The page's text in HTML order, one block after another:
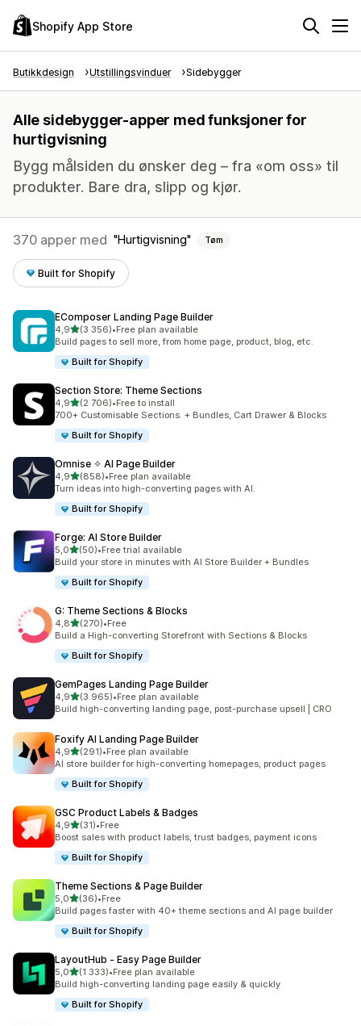
Shopify App Store
Butikkdesign Utstillingsvinduer Sidebygger
Alle sidebygger-apper med funksjoner for
hurtigvisning
Bygg målsiden du ønsker deg – fra «om oss» til
produkter. Bare dra, slipp og kjør.
370 apper med Hurtigvisning Tøm
Built for Shopify
EComposer Landing Page Builder
4,9av 5 stjerner
(3 356)
Totalt 3356 omtaler
•Free plan available
Build pages to sell more, from home page, product, blog, etc.
Built for Shopify
Section Store: Theme Sections
4,9av 5 stjerner
(2 706)
Totalt 2706 omtaler
•Free to install
700+ Customisable Sections. + Bundles, Cart Drawer & Blocks
Built for Shopify
Omnise ✧ AI Page Builder
4,9av 5 stjerner
(858)
Totalt 858 omtaler
•Free plan available
Turn ideas into high-converting pages with AI.
Built for Shopify
Forge: AI Store Builder
5,0av 5 stjerner
(50)
Totalt 50 omtaler
•Free trial available
Build your store in minutes with AI Store Builder + Bundles
Built for Shopify
G: Theme Sections & Blocks
4,8av 5 stjerner
(270)
Totalt 270 omtaler
•Free
Build a High-converting Storefront with Sections & Blocks
Built for Shopify
GemPages Landing Page Builder
4,9av 5 stjerner
(3 965)
Totalt 3965 omtaler
•Free plan available
Build high-converting landing page, post-purchase upsell | CRO
Foxify AI Landing Page Builder
4,9av 5 stjerner
(291)
Totalt 291 omtaler
•Free plan available
AI store builder for high-converting homepages, product pages
Built for Shopify
GSC Product Labels & Badges
4,9av 5 stjerner
(31)
Totalt 31 omtaler
•Free
Boost sales with product labels, trust badges, payment icons
Built for Shopify
Theme Sections & Page Builder
5,0av 5 stjerner
(36)
Totalt 36 omtaler
•Free
Build pages faster with 40+ theme sections and AI page builder
Built for Shopify
LayoutHub ‑ Easy Page Builder
5,0av 5 stjerner
(1 333)
Totalt 1333 omtaler
•Free plan available
Build high-converting landing page easily & quickly
Built for Shopify